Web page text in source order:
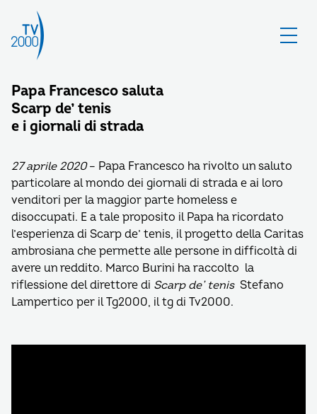
Papa Francesco saluta
Scarp de’ tenis
e i giornali di strada
27 aprile 2020– Papa Francesco ha rivolto un saluto
particolare al mondo dei giornali di strada e ai loro
venditori per la maggior parte homeless e
disoccupati. E a tale proposito il Papa ha ricordato
l’esperienza di Scarp de’ tenis, il progetto della Caritas
ambrosiana che permette alle persone in difficoltà di
avere un reddito. Marco Burini ha raccolto la
riflessione del direttore di Scarp de’ tenis Stefano
Lampertico per il Tg2000, il tg di Tv2000.